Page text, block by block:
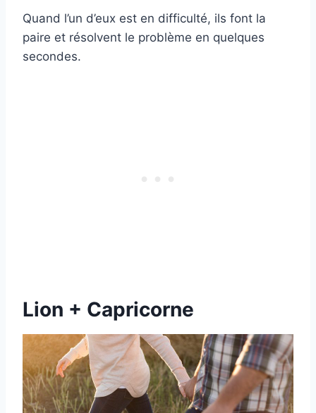
Quand l’un d’eux est en difficulté, ils font la
paire et résolvent le problème en quelques
secondes.
Lion + Capricorne